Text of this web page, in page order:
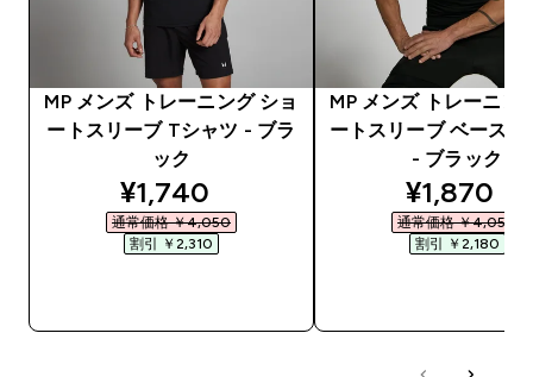
MP メンズ トレーニング ショ
ートスリーブ Tシャツ - ブラ
ック
discounted price
¥1,740‎
通常価格 ￥4,050‎
割引 ￥2,310‎
MP メンズ トレーニン
ートスリーブ ベースレ
- ブラック
¥1,870‎
通常価格 ￥4,050‎
割引 ￥2,180‎